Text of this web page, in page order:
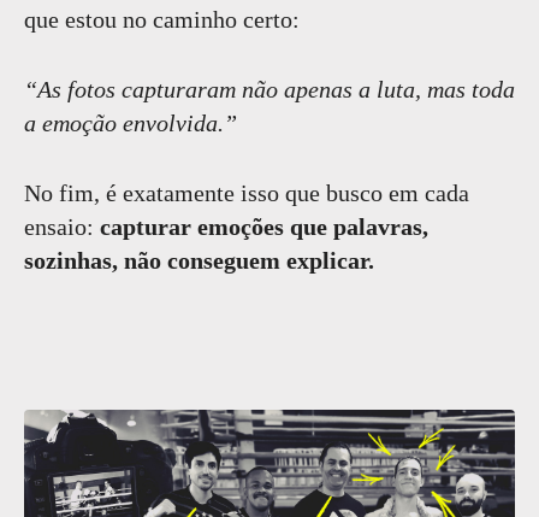
que estou no caminho certo:
“As fotos capturaram não apenas a luta, mas toda
a emoção envolvida.”
No fim, é exatamente isso que busco em cada
ensaio: capturar emoções que palavras,
sozinhas, não conseguem explicar.